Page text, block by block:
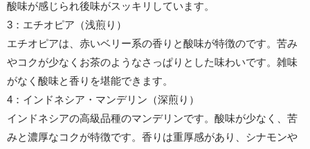
酸味が感じられ後味がスッキリしています。
3：エチオピア（浅煎り）
エチオピアは、赤いベリー系の香りと酸味が特徴のです。苦み
やコクが少なくお茶のようなさっぱりとした味わいです。雑味
がなく酸味と香りを堪能できます。
4：インドネシア・マンデリン（深煎り）
インドネシアの高級品種のマンデリンです。酸味が少なく、苦
みと濃厚なコクが特徴です。香りは重厚感があり、シナモンや